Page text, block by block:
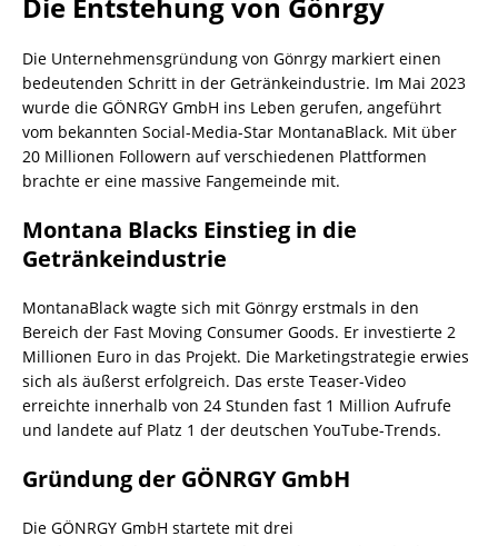
Die Unternehmensgründung von Gönrgy markiert einen
bedeutenden Schritt in der Getränkeindustrie. Im Mai 2023
wurde die GÖNRGY GmbH ins Leben gerufen, angeführt
vom bekannten Social-Media-Star MontanaBlack. Mit über
20 Millionen Followern auf verschiedenen Plattformen
brachte er eine massive Fangemeinde mit.
Montana Blacks Einstieg in die
Getränkeindustrie
MontanaBlack wagte sich mit Gönrgy erstmals in den
Bereich der Fast Moving Consumer Goods. Er investierte 2
Millionen Euro in das Projekt. Die Marketingstrategie erwies
sich als äußerst erfolgreich. Das erste Teaser-Video
erreichte innerhalb von 24 Stunden fast 1 Million Aufrufe
und landete auf Platz 1 der deutschen YouTube-Trends.
Gründung der GÖNRGY GmbH
Die GÖNRGY GmbH startete mit drei